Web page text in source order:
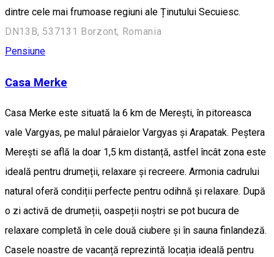
dintre cele mai frumoase regiuni ale Ținutului Secuiesc.
DN13B, 537131 Borzont, Romania
Pensiune
Casa Merke
Casa Merke este situată la 6 km de Merești, în pitoreasca
vale Vargyas, pe malul pâraielor Vargyas și Arapatak. Peștera
Merești se află la doar 1,5 km distanță, astfel încât zona este
ideală pentru drumeții, relaxare și recreere. Armonia cadrului
natural oferă condiții perfecte pentru odihnă și relaxare. După
o zi activă de drumeții, oaspeții noștri se pot bucura de
relaxare completă în cele două ciubere și în sauna finlandeză.
Casele noastre de vacanță reprezintă locația ideală pentru